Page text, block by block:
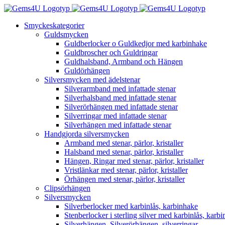
Fortsätt
innehålletSmyckeskategorier
Guldsmycken
Guldberlocker o Guldkedjor med karbinhake
Guldbroscher och Guldringar
Guldhalsband, Armband och Hängen
Guldörhängen
Silversmycken med ädelstenar
Silverarmband med infattade stenar
Silverhalsband med infattade stenar
Silverörhängen med infattade stenar
Silverringar med infattade stenar
Silverhängen med infattade stenar
Handgjorda silversmycken
Armband med stenar, pärlor, kristaller
Halsband med stenar, pärlor, kristaller
Hängen, Ringar med stenar, pärlor, kristaller
Vristlänkar med stenar, pärlor, kristaller
Örhängen med stenar, pärlor, kristaller
Clipsörhängen
Silversmycken
Silverberlocker med karbinlås, karbinhake
Stenberlocker i sterling silver med karbinlås,